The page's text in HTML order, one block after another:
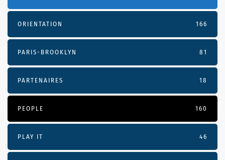
ORIENTATION 166
PARIS-BROOKLYN 81
PARTENAIRES 18
PEOPLE 160
PLAY IT 46